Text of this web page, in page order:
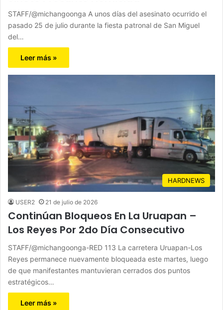
STAFF/@michangoonga A unos días del asesinato ocurrido el
pasado 25 de julio durante la fiesta patronal de San Miguel
del…
Leer más »
HARDNEWS
USER2 21 de julio de 2026
Continúan Bloqueos En La Uruapan –
Los Reyes Por 2do Día Consecutivo
STAFF/@michangoonga-RED 113 La carretera Uruapan-Los
Reyes permanece nuevamente bloqueada este martes, luego
de que manifestantes mantuvieran cerrados dos puntos
estratégicos…
Leer más »